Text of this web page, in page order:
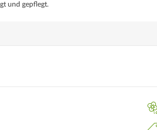
und gepflegt.